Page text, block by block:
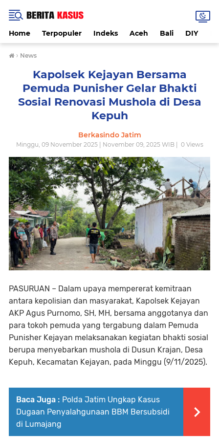
Home Terpopuler Indeks Aceh Bali DIY
› News
Kapolsek Kejayan Bersama
Pemuda Punisher Gelar Bhakti
Sosial Renovasi Mushola di Desa
Kepuh
Berkasindo Jatim
Minggu, 09 November 2025 | November 09, 2025 WIB | 0Views
PASURUAN – Dalam upaya mempererat kemitraan
antara kepolisian dan masyarakat, Kapolsek Kejayan
AKP Agus Purnomo, SH, MH, bersama anggotanya dan
para tokoh pemuda yang tergabung dalam Pemuda
Punisher Kejayan melaksanakan kegiatan bhakti sosial
berupa menyebarkan mushola di Dusun Krajan, Desa
Kepuh, Kecamatan Kejayan, pada Minggu (9/11/2025).
Baca Juga : Polda Jatim Ungkap Kasus
Dugaan Penyalahgunaan BBM Bersubsidi
di Lumajang